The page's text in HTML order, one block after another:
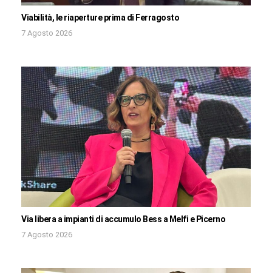
Viabilità, le riaperture prima di Ferragosto
7 Agosto 2026
Via libera a impianti di accumulo Bess a Melfi e Picerno
7 Agosto 2026